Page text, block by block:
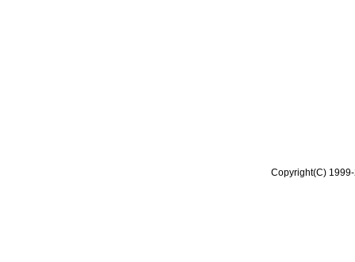
Copyright(C)